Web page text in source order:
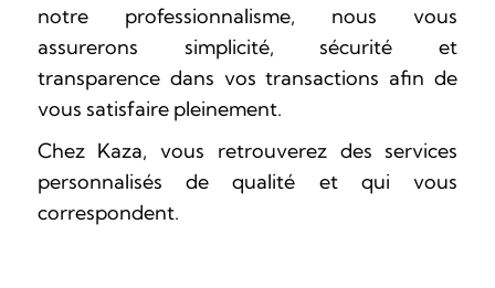
notre professionnalisme, nous vous
assurerons simplicité, sécurité et
transparence dans vos transactions afin de
vous satisfaire pleinement.
Chez Kaza, vous retrouverez des services
personnalisés de qualité et qui vous
correspondent.